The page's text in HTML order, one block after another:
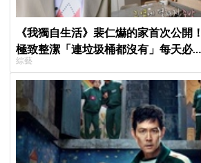
《我獨自生活》裴仁爀的家首次公開！
極致整潔「連垃圾桶都沒有」每天必做
一件事
綜藝